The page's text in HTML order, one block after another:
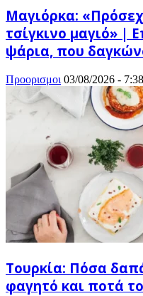
Μαγιόρκα:
τσίγκινο μαγιό» |
ψάρια, που
Προορισμοι 03/08/2026 -
Τουρκία: Πόσα
φαγητό και ποτά